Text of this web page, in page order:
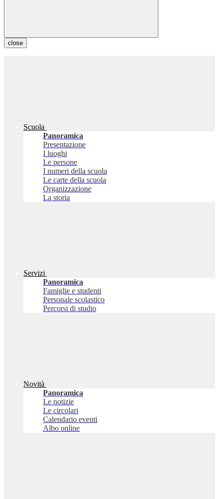
close
Scuola
Panoramica
Presentazione
I luoghi
Le persone
I numeri della scuola
Le carte della scuola
Organizzazione
La storia
Servizi
Panoramica
Famiglie e studenti
Personale scolastico
Percorsi di studio
Novità
Panoramica
Le notizie
Le circolari
Calendario eventi
Albo online